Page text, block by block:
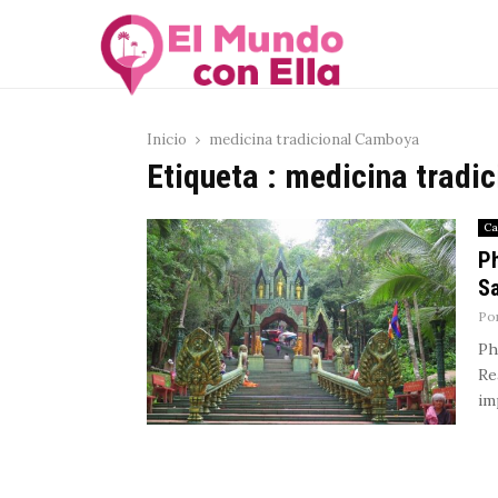
Inicio medicina tradicional Camboya
Etiqueta : medicina